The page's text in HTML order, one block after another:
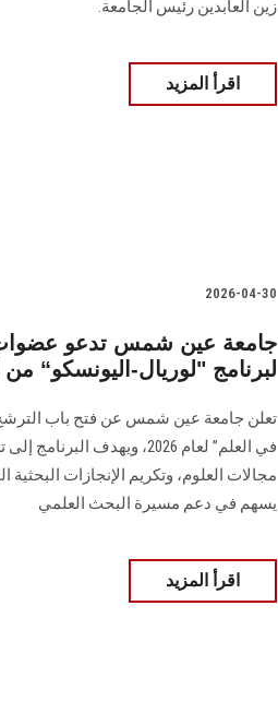
زين العابدين رئيس الجامعة.
اقرأ المزيد
2026-04-30
جامعة عين شمس تدعو عضوات
لبرنامج "لوريال-اليونسكو“ من
تعلن جامعة عين شمس عن فتح باب الترشح
في العلم” لعام 2026،
مجالات العلوم، وتكريم الإنجازات
يسهم في دعم مسيرة البحث العلمي
اقرأ المزيد